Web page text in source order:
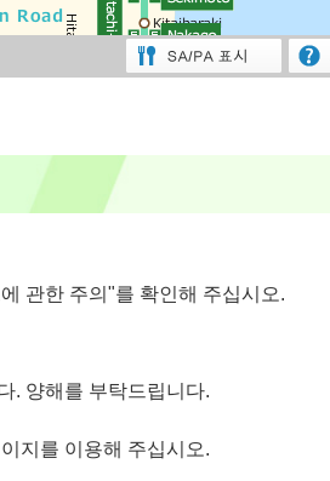
관한 주의"를 확인해 주십시오.
. 양해를 부탁드립니다.
지를 이용해 주십시오.